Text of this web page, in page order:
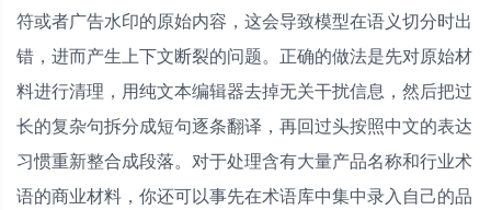
符或者广告水印的原始内容，这会导致模型在语义切分时出
错，进而产生上下文断裂的问题。正确的做法是先对原始材
料进行清理，用纯文本编辑器去掉无关干扰信息，然后把过
长的复杂句拆分成短句逐条翻译，再回过头按照中文的表达
习惯重新整合成段落。对于处理含有大量产品名称和行业术
语的商业材料，你还可以事先在术语库中集中录入自己的品